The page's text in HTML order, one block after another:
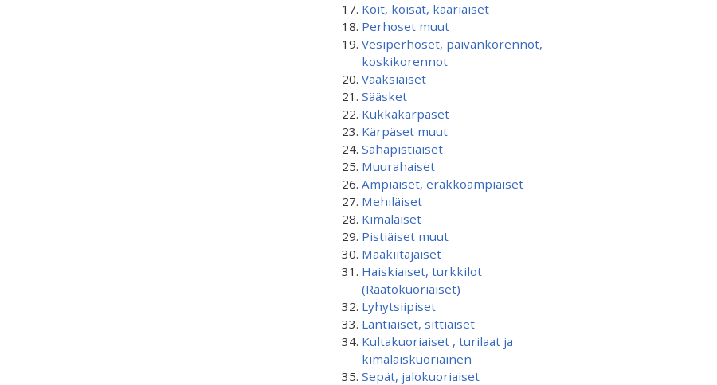
Koit, koisat, kääriäiset
Perhoset muut
Vesiperhoset, päivänkorennot,
koskikorennot
Vaaksiaiset
Sääsket
Kukkakärpäset
Kärpäset muut
Sahapistiäiset
Muurahaiset
Ampiaiset, erakkoampiaiset
Mehiläiset
Kimalaiset
Pistiäiset muut
Maakiitäjäiset
Haiskiaiset, turkkilot
(Raatokuoriaiset)
Lyhytsiipiset
Lantiaiset, sittiäiset
Kultakuoriaiset , turilaat ja
kimalaiskuoriainen
Sepät, jalokuoriaiset